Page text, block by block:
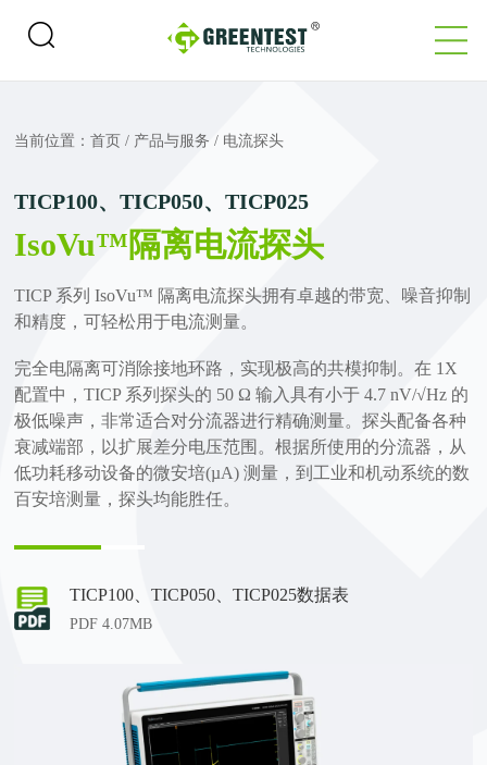
当前位置：首页 / 产品与服务 / 电流探头
TICP100、TICP050、TICP025
IsoVu™隔离电流探头
TICP 系列 IsoVu™ 隔离电流探头拥有卓越的带宽、噪音抑制
和精度，可轻松用于电流测量。
完全电隔离可消除接地环路，实现极高的共模抑制。在 1X
配置中，TICP 系列探头的 50 Ω 输入具有小于 4.7 nV/√Hz 的
极低噪声，非常适合对分流器进行精确测量。探头配备各种
衰减端部，以扩展差分电压范围。根据所使用的分流器，从
低功耗移动设备的微安培(µA) 测量，到工业和机动系统的数
百安培测量，探头均能胜任。
TICP100、TICP050、TICP025数据表
PDF 4.07MB